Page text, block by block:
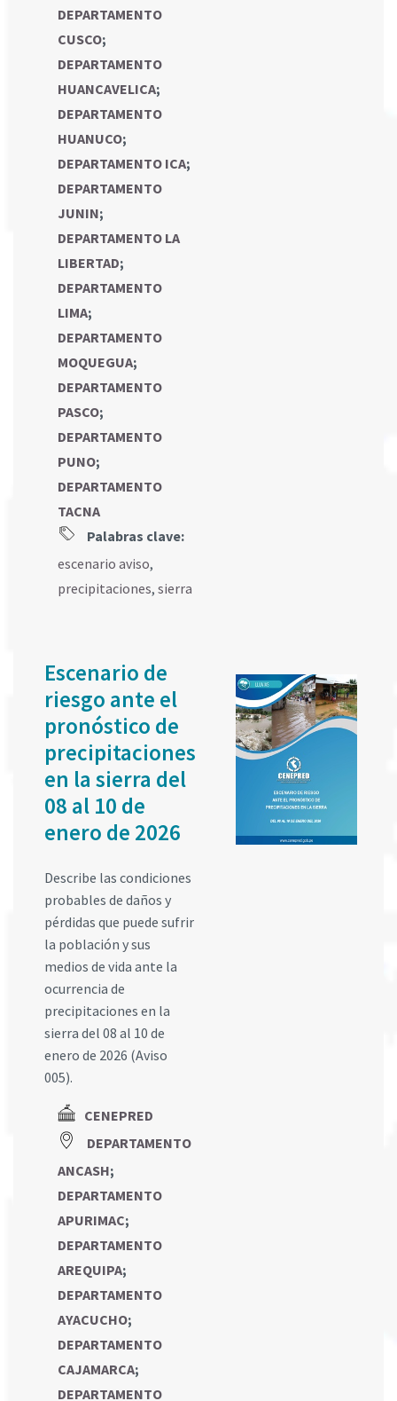
DEPARTAMENTO
CUSCO;
DEPARTAMENTO
HUANCAVELICA;
DEPARTAMENTO
HUANUCO;
DEPARTAMENTO ICA;
DEPARTAMENTO
JUNIN;
DEPARTAMENTO LA
LIBERTAD;
DEPARTAMENTO
LIMA;
DEPARTAMENTO
MOQUEGUA;
DEPARTAMENTO
PASCO;
DEPARTAMENTO
PUNO;
DEPARTAMENTO
TACNA
Palabras clave:
escenario aviso,
precipitaciones, sierra
Escenario de
riesgo ante el
pronóstico de
precipitaciones
en la sierra del
08 al 10 de
enero de 2026
Describe las condiciones
probables de daños y
pérdidas que puede sufrir
la población y sus
medios de vida ante la
ocurrencia de
precipitaciones en la
sierra del 08 al 10 de
enero de 2026 (Aviso
005).
CENEPRED
DEPARTAMENTO
ANCASH;
DEPARTAMENTO
APURIMAC;
DEPARTAMENTO
AREQUIPA;
DEPARTAMENTO
AYACUCHO;
DEPARTAMENTO
CAJAMARCA;
DEPARTAMENTO